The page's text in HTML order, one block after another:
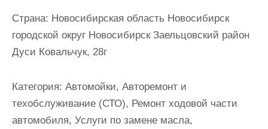
Страна: Новосибирская область Новосибирск
городской округ Новосибирск Заельцовский район
Дуси Ковальчук, 28г
Категория: Автомойки, Авторемонт и
техобслуживание (СТО), Ремонт ходовой части
автомобиля, Услуги по замене масла,